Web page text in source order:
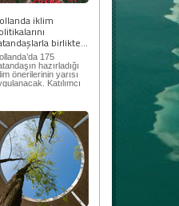
iklim
birlikte...
175
hazırladığı
önerilerinin yarısı
Katılımcı